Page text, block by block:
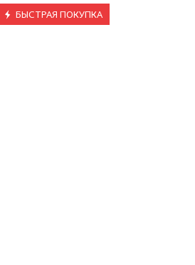
БЫСТРАЯ ПОКУПКА